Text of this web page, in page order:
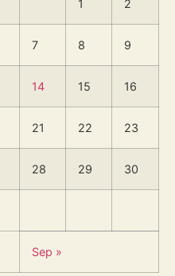
1 2
7 8 9
14 15 16
21 22 23
28 29 30
Sep »